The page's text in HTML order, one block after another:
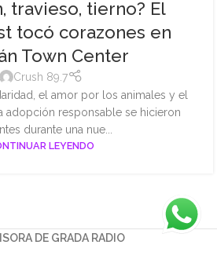
travieso, tierno? El
tocó corazones en
Town Center
Crush 89.7
el amor por los animales y el
adopción responsable se hicieron
durante una nue...
LEYENDO
DE GRADA RADIO